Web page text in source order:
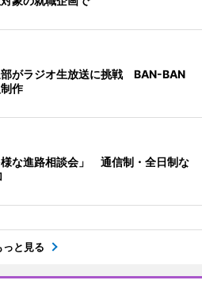
がラジオ生放送に挑戦 BAN-BAN
作
な進路相談会」 通信制・全日制な
っと見る